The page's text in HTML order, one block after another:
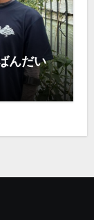
んだい